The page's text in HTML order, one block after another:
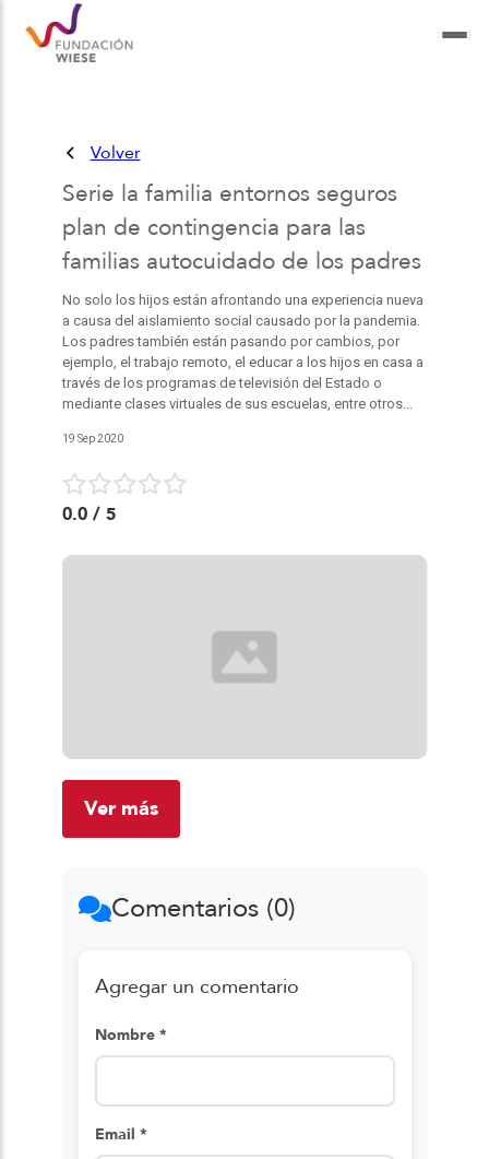
Volver
Serie la familia entornos seguros
plan de contingencia para las
familias autocuidado de los padres
No solo los hijos están afrontando una experiencia nueva
a causa del aislamiento social causado por la pandemia.
Los padres también están pasando por cambios, por
ejemplo, el trabajo remoto, el educar a los hijos en casa a
través de los programas de televisión del Estado o
mediante clases virtuales de sus escuelas, entre otros...
19 Sep 2020
0.0/ 5
Ver más
Comentarios (0)
Agregar un comentario
Nombre *
Email *